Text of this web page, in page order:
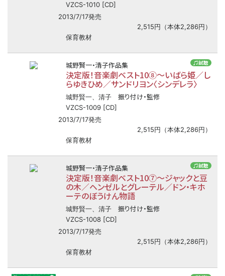
VZCS-1010 [CD]
2013/7/17発売
2,515円（本体2,286円）
保育教材
♫試聴
城野賢一・清子作品集
決定版！音楽劇ベスト10⑧〜いばら姫／し
らゆきひめ／サンドリヨン〈シンデレラ〉
城野賢一、清子 振り付け・監修
VZCS-1009 [CD]
2013/7/17発売
2,515円（本体2,286円）
保育教材
♫試聴
城野賢一・清子作品集
決定版！音楽劇ベスト10⑦〜ジャックと豆
の木／ヘンゼルとグレーテル／ドン・キホ
ーテのぼうけん物語
城野賢一、清子 振り付け・監修
VZCS-1008 [CD]
2013/7/17発売
2,515円（本体2,286円）
保育教材